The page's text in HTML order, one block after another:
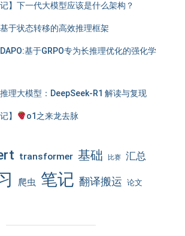
记】下一代大模型应该是什么架构？
基于状态转移的高效推理框架
DAPO:基于GRPO专为长推理优化的强化学
推理大模型：DeepSeek-R1 解读与复现
】 o1之来龙去脉
transformer 基础 比赛 汇总
爬虫 笔记 翻译搬运 论文